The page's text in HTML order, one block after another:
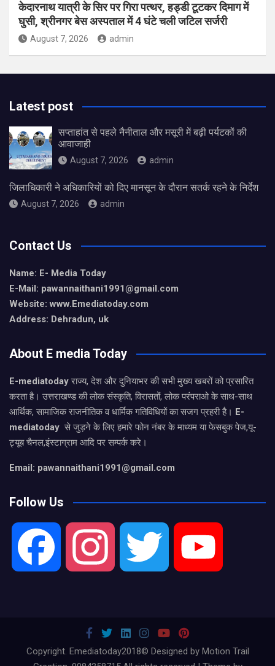
केदारनाथ यात्री के सिर पर गिरा पत्थर, हड्डी टूटकर दिमाग में
घुसी, श्रीनगर बेस अस्पताल में 4 घंटे चली जटिल सर्जरी
August 7, 2026 admin
Latest post
सप्ताहांत से पहले नैनीताल और मसूरी में बढ़ी पर्यटकों की
आवाजाही
August 7, 2026 admin
जिलाधिकारी ने अधिकारियों को दिए मानसून के दौरान सतर्क रहने के निर्देश
August 7, 2026 admin
Contact Us
Name: E- Media Today
E-Mail: pawannaithani1991@gmail.com
Website: www.Emediatoday.com
Address: Dehradun, uk
About E media Today
E-mediatodayराज्य, देश और दुनियाभर की सभी मुख्य खबरों को प्रसारित
करता है। उत्तराखण्ड की लोक संस्कृति, विरासतों, लोक परंपराओ के साथ-साथ
आर्थिक, सामाजिक राजनीतिक व धार्मिक गतिविधियों का सजग प्रहरी है। E-
mediatoday से जुड़ने के लिए हमारे फोन नंबर के माध्यम या फेसबुक पेज,यू-
ट्यूब चैनल,इंस्टाग्राम आदि पर सम्पर्क करे।
Email: pawannaithani1991@gmail.com
Follow Us
Copyright. Emediatoday2018© Designed by Motion Trail